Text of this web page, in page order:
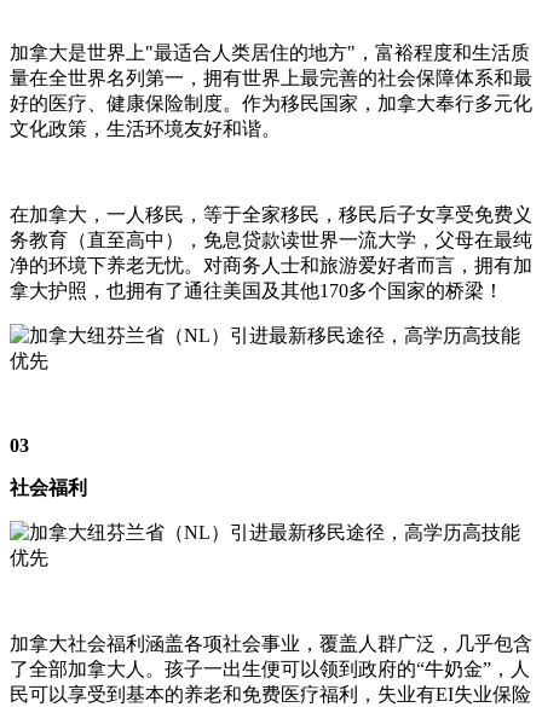
加拿大是世界上"最适合人类居住的地方"，富裕程度和生活质
量在全世界名列第一，拥有世界上最完善的社会保障体系和最
好的医疗、健康保险制度。作为移民国家，加拿大奉行多元化
文化政策，生活环境友好和谐。
在加拿大，一人移民，等于全家移民，移民后子女享受免费义
务教育（直至高中），免息贷款读世界一流大学，父母在最纯
净的环境下养老无忧。对商务人士和旅游爱好者而言，拥有加
拿大护照，也拥有了通往美国及其他170多个国家的桥梁！
03
社会福利
加拿大社会福利涵盖各项社会事业，覆盖人群广泛，几乎包含
了全部加拿大人。孩子一出生便可以领到政府的“牛奶金”，人
民可以享受到基本的养老和免费医疗福利，失业有EI失业保险